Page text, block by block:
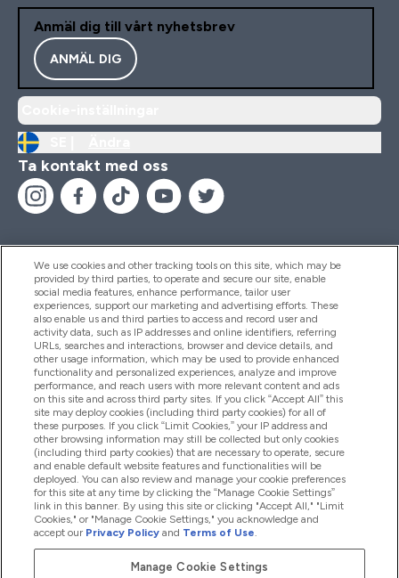
Anmäl dig till vårt nyhetsbrev
ANMÄL DIG
Ta kontakt med oss
Hjälp & Information
Produkter
Företagsinformation
Lojalitet & Belöningar
2026 The Hut.com Ltd
We use cookies and other tracking tools on this site, which may be
provided by third parties, to operate and secure our site, enable
social media features, enhance performance, tailor user
experiences, support our marketing and advertising efforts. These
also enable us and third parties to access and record user and
activity data, such as IP addresses and online identifiers, referring
URLs, searches and interactions, browser and device details, and
other usage information, which may be used to provide enhanced
functionality and personalized experiences, analyze and improve
performance, and reach users with more relevant content and ads
on this site and across third party sites. If you click “Accept All” this
site may deploy cookies (including third party cookies) for all of
these purposes. If you click “Limit Cookies,” your IP address and
other browsing information may still be collected but only cookies
(including third party cookies) that are necessary to operate, secure
and enable default website features and functionalities will be
deployed. You can also review and manage your cookie preferences
for this site at any time by clicking the “Manage Cookie Settings”
link in this banner. By using this site or clicking "Accept All," "Limit
Cookies," or "Manage Cookie Settings," you acknowledge and
accept our Privacy Policy and Terms of Use.
Manage Cookie Settings